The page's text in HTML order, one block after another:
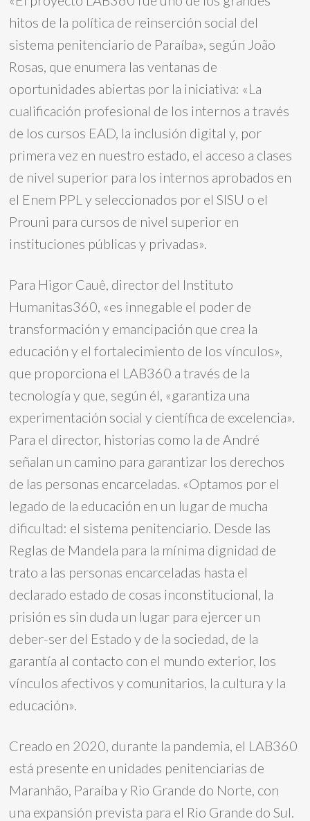
hitos de la política de reinserción social del
sistema penitenciario de Paraíba», según João
Rosas, que enumera las ventanas de
oportunidades abiertas por la iniciativa: «La
cualificación profesional de los internos a través
de los cursos EAD, la inclusión digital y, por
primera vez en nuestro estado, el acceso a clases
de nivel superior para los internos aprobados en
el Enem PPL y seleccionados por el SISU o el
Prouni para cursos de nivel superior en
instituciones públicas y privadas».
Para Higor Cauê, director del Instituto
Humanitas360, «es innegable el poder de
transformación y emancipación que crea la
educación y el fortalecimiento de los vínculos»,
que proporciona el LAB360 a través de la
tecnología y que, según él, «garantiza una
experimentación social y científica de excelencia».
Para el director, historias como la de André
señalan un camino para garantizar los derechos
de las personas encarceladas. «Optamos por el
legado de la educación en un lugar de mucha
dificultad: el sistema penitenciario. Desde las
Reglas de Mandela para la mínima dignidad de
trato a las personas encarceladas hasta el
declarado estado de cosas inconstitucional, la
prisión es sin duda un lugar para ejercer un
deber-ser del Estado y de la sociedad, de la
garantía al contacto con el mundo exterior, los
vínculos afectivos y comunitarios, la cultura y la
educación».
Creado en 2020, durante la pandemia, el LAB360
está presente en unidades penitenciarias de
Maranhão, Paraíba y Rio Grande do Norte, con
una expansión prevista para el Rio Grande do Sul.